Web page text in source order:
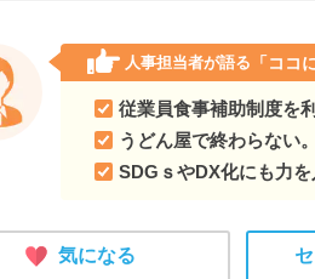
人事担当者が語る 「ココ
従業員食事補助制度を
うどん屋で終わらない
SDGｓやDX化にも力
気になる